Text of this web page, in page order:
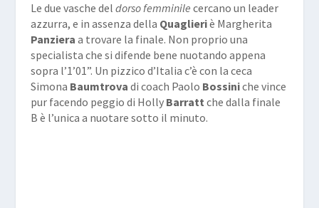
Le due vasche del dorso femminile cercano un leader
azzurra, e in assenza della Quaglieriè Margherita
Panziera a trovare la finale. Non proprio una
specialista che si difende bene nuotando appena
sopra l’1’01”. Un pizzico d’Italia c’è con la ceca
Simona Baumtrova di coach Paolo Bossiniche vince
pur facendo peggio di Holly Barratt che dalla finale
B è l’unica a nuotare sotto il minuto.